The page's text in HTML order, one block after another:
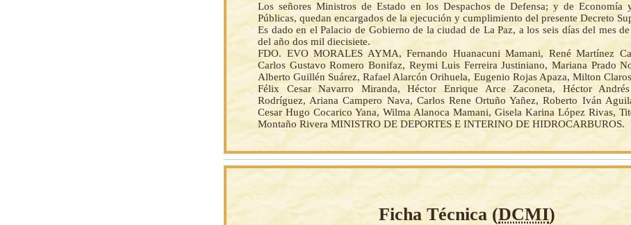
Los señores Ministros de Estado en los Despachos de Defensa; y de Economía
Públicas, quedan encargados de la ejecución y cumplimiento del presente Decreto
Es dado en el Palacio de Gobierno de la ciudad de La Paz, a los seis días del mes
del año dos mil diecisiete.
FDO. EVO MORALES AYMA, Fernando Huanacuni Mamani, René Martínez
Carlos Gustavo Romero Bonifaz, Reymi Luis Ferreira Justiniano, Mariana Prado
Alberto Guillén Suárez, Rafael Alarcón Orihuela, Eugenio Rojas Apaza, Milton
Félix Cesar Navarro Miranda, Héctor Enrique Arce Zaconeta, Héctor
Rodríguez, Ariana Campero Nava, Carlos Rene Ortuño Yañez, Roberto Iván
Cesar Hugo Cocarico Yana, Wilma Alanoca Mamani, Gisela Karina López Rivas,
Montaño Rivera MINISTRO DE DEPORTES E INTERINO DE HIDROCARBUROS.
Ficha Técnica (DCMI)